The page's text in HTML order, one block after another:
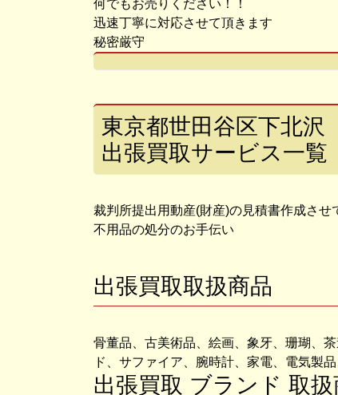
何でもお売りください！！
迅速丁寧に対応させて頂きます
秘密厳守
東京都世田谷区下北沢
出張買取サービス一覧
裁判所提出用動産(財産)の見積書作成させ
不用品の処分のお手伝い
出張買取取扱商品
骨董品、古美術品、絵画、象牙、珊瑚、
ド、サファイア、腕時計、家電、電気製
出張買取 ブランド 取扱